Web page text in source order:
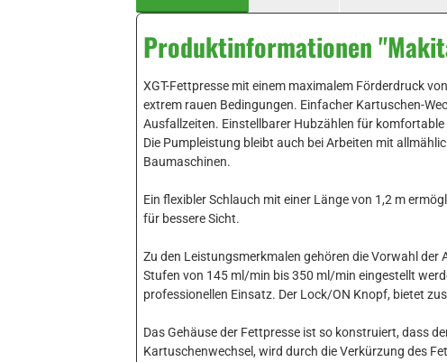
Produktinformationen
XGT-Fettpresse mit einem maximalem Förderdruck
extrem rauen Bedingungen. Einfacher Kartuschen-
Ausfallzeiten. Einstellbarer Hubzählen für
Die Pumpleistung bleibt auch bei Arbeiten mit
Baumaschinen.
Ein flexibler Schlauch mit einer Länge von 1,2 m
für bessere Sicht.
Zu den Leistungsmerkmalen gehören die Vorwahl
Stufen von 145 ml/min bis 350 ml/min eingestellt
professionellen Einsatz. Der Lock/ON Knopf, bietet
Das Gehäuse der Fettpresse ist so konstruiert, dass
Kartuschenwechsel, wird durch die Verkürzung des